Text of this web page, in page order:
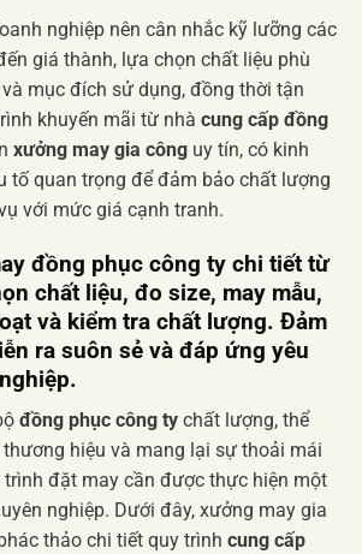
nghiệp nên cân nhắc kỹ lưỡng các
giá thành, lựa chọn chất liệu phù
mục đích sử dụng, đồng thời tận
khuyến mãi từ nhà cung cấp đồng
xưởng may gia công uy tín, có kinh
tố quan trọng để đảm bảo chất lượng
với mức giá cạnh tranh.
đồng phục công ty chi tiết từ
chất liệu, đo size, may mẫu,
và kiểm tra chất lượng. Đảm
ra suôn sẻ và đáp ứng yêu
đồng phục công ty chất lượng, thể
hiệu và mang lại sự thoải mái
trình đặt may cần được thực hiện một
nghiệp. Dưới đây, xưởng may gia
thảo chi tiết quy trình cung cấp